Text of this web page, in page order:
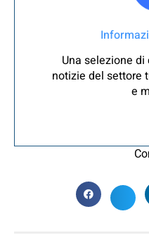
Una selezione
notizie del settore
e